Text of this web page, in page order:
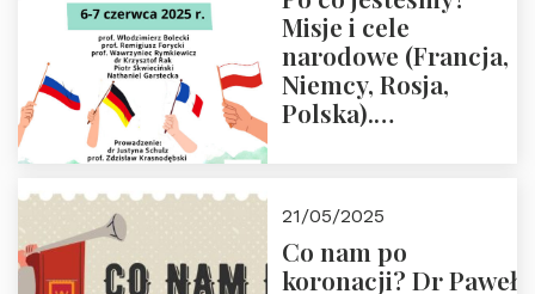
Misje i cele
narodowe (Francja,
Niemcy, Rosja,
Polska).
Zapraszamy do
zapisów.
21/05/2025
Co nam po
koronacji? Dr Paweł